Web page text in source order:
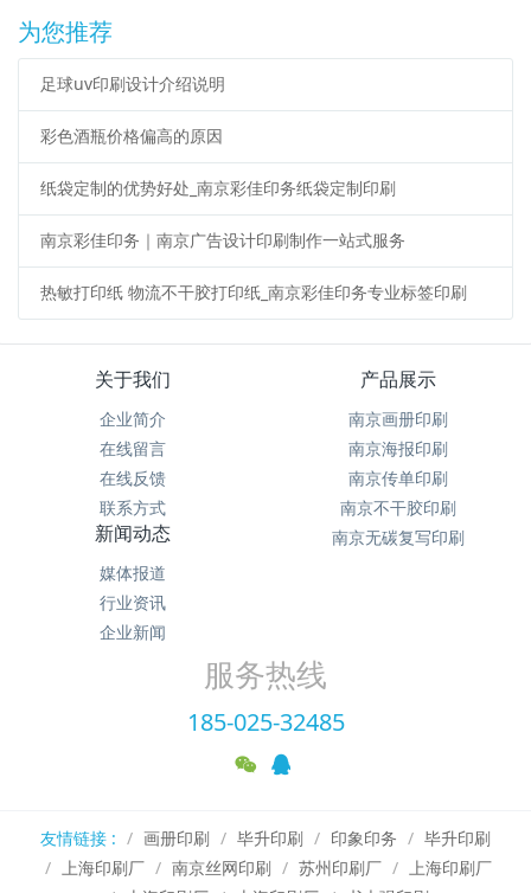
为您推荐
足球uv印刷设计介绍说明
彩色酒瓶价格偏高的原因
纸袋定制的优势好处_南京彩佳印务纸袋定制印刷
南京彩佳印务｜南京广告设计印刷制作一站式服务
热敏打印纸 物流不干胶打印纸_南京彩佳印务专业标签印刷
关于我们
企业简介
在线留言
在线反馈
联系方式
产品展示
南京画册印刷
南京海报印刷
南京传单印刷
南京不干胶印刷
南京无碳复写印刷
新闻动态
媒体报道
行业资讯
企业新闻
服务热线
185-025-32485
友情链接 : 画册印刷 毕升印刷 印象印务
毕升印刷
上海印刷厂
南京丝网印刷 苏州印刷厂
上海印刷厂